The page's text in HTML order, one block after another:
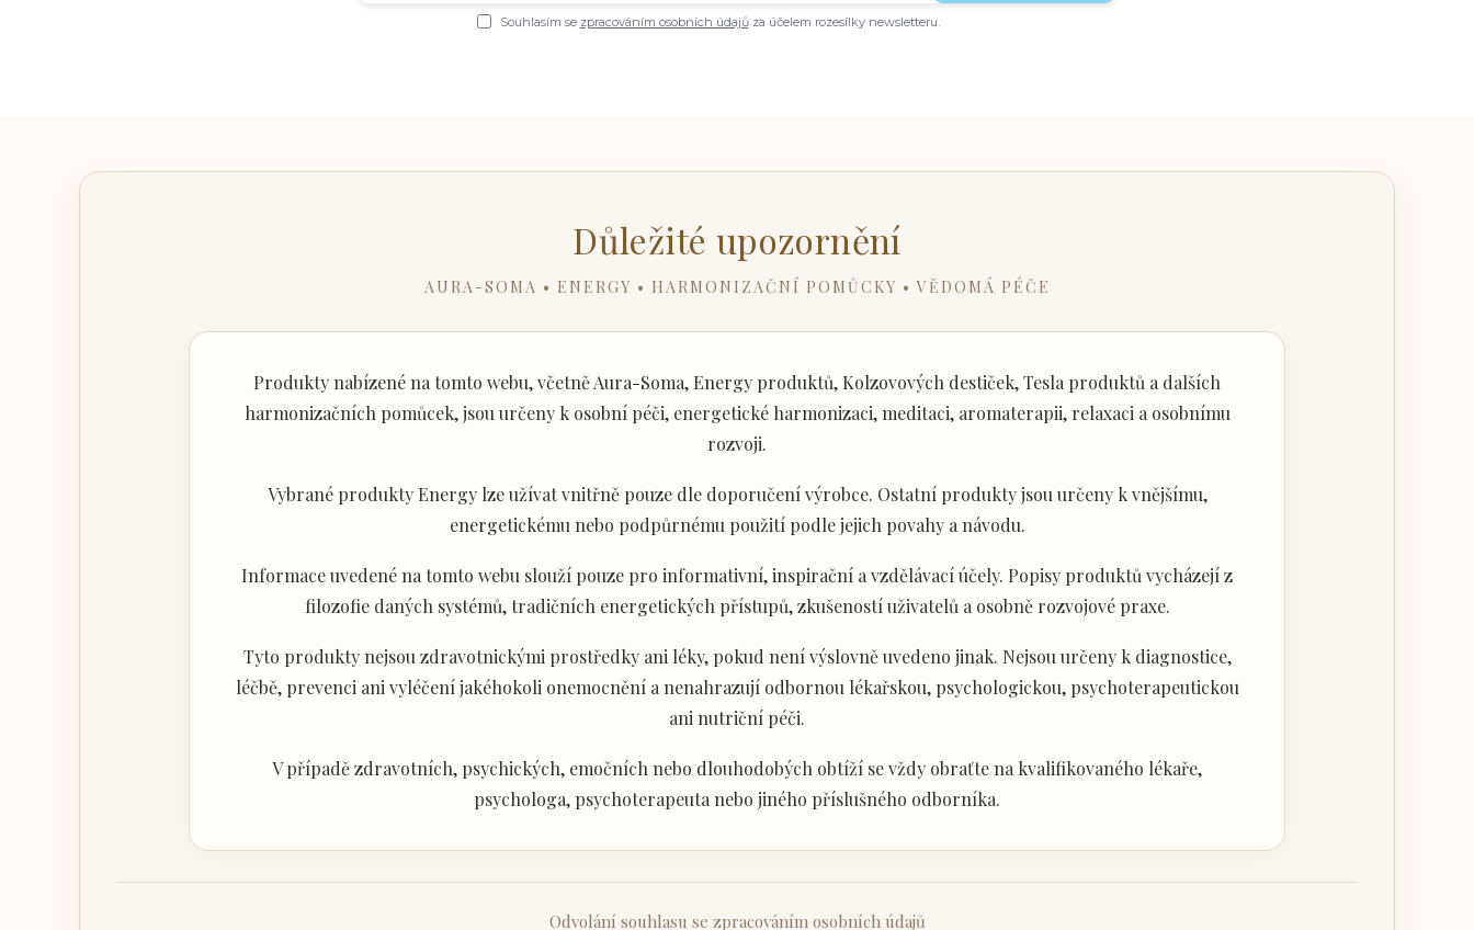
Souhlasím se zpracováním osobních údajůza účelem rozesílky newsletteru.
Důležité upozornění
AURA-SOMA • ENERGY • HARMONIZAČNÍ POMŮCKY • VĚDOMÁ PÉČE
Produkty nabízené na tomto webu, včetně Aura-Soma, Energy produktů, Kolzovových destiček, Tesla produktů a dalších
harmonizačních pomůcek, jsou určeny k osobní péči, energetické harmonizaci, meditaci, aromaterapii, relaxaci a osobnímu
rozvoji.
Vybrané produkty Energy lze užívat vnitřně pouze dle doporučení výrobce. Ostatní produkty jsou určeny k vnějšímu,
energetickému nebo podpůrnému použití podle jejich povahy a návodu.
Informace uvedené na tomto webu slouží pouze pro informativní, inspirační a vzdělávací účely. Popisy produktů vycházejí z
filozofie daných systémů, tradičních energetických přístupů, zkušeností uživatelů a osobně rozvojové praxe.
Tyto produkty nejsou zdravotnickými prostředky ani léky, pokud není výslovně uvedeno jinak. Nejsou určeny k diagnostice,
léčbě, prevenci ani vyléčení jakéhokoli onemocnění a nenahrazují odbornou lékařskou, psychologickou, psychoterapeutickou
ani nutriční péči.
V případě zdravotních, psychických, emočních nebo dlouhodobých obtíží se vždy obraťte na kvalifikovaného lékaře,
psychologa, psychoterapeuta nebo jiného příslušného odborníka.
Odvolání souhlasu se zpracováním osobních údajů